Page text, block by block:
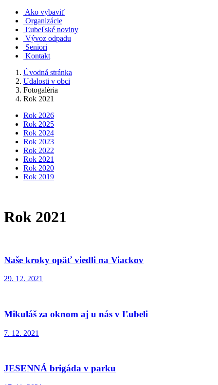
Ako vybaviť
Organizácie
Ľubeľské noviny
Vývoz odpadu
Seniori
Kontakt
Úvodná stránka
Udalosti v obci
Fotogaléria
Rok 2021
Rok 2026
Rok 2025
Rok 2024
Rok 2023
Rok 2022
Rok 2021
Rok 2020
Rok 2019
Rok 2021
Naše kroky opäť viedli na Viackov
29. 12. 2021
Mikuláš za oknom aj u nás v Ľubeli
7. 12. 2021
JESENNÁ brigáda v parku